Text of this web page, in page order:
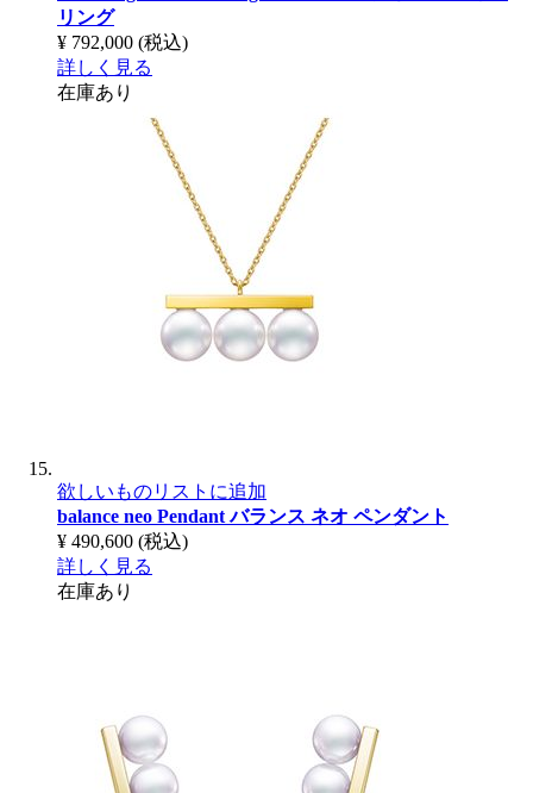
リング
¥ 792,000 (税込)
詳しく見る
在庫あり
欲しいものリストに追加
balance neo Pendantバランス ネオ ペンダント
¥ 490,600 (税込)
詳しく見る
在庫あり